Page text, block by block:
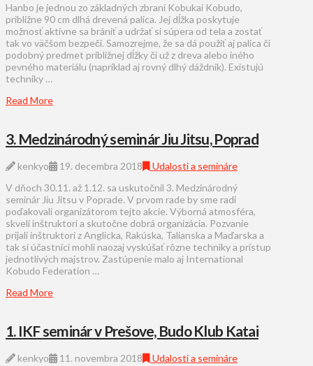
Hanbo je jednou zo základných zbraní Kobukai Kobudo,
približne 90 cm dlhá drevená palica. Jej dĺžka poskytuje
možnosť aktívne sa brániť a udržať si súpera od tela a zostať
tak vo väčšom bezpečí. Samozrejme, že sa dá použiť aj palica či
podobný predmet približnej dĺžky či už z dreva alebo iného
pevného materiálu (napríklad aj rovný dlhý dáždnik). Existujú
techniky …
Read More
3. Medzinárodný seminár Jiu Jitsu, Poprad
kenkyo 19. decembra 2018
Udalosti a semináre
V dňoch 30.11. až 1.12. sa uskutočnil 3. Medzinárodný
seminár Jiu Jitsu v Poprade. V prvom rade by sme radi
poďakovali organizátorom tejto akcie. Výborná atmosféra,
skvelí inštruktori a skutočne dobrá organizácia. Pozvanie
prijali inštruktori z Anglicka, Rakúska, Talianska a Maďarska a
tak si účastníci mohli naozaj vyskúšať rôzne techniky a prístup
jednotlivých majstrov. Zastúpenie malo aj International
Kobudo Federation …
Read More
1. IKF seminár v Prešove, Budo Klub Katai
kenkyo 11. novembra 2018
Udalosti a semináre